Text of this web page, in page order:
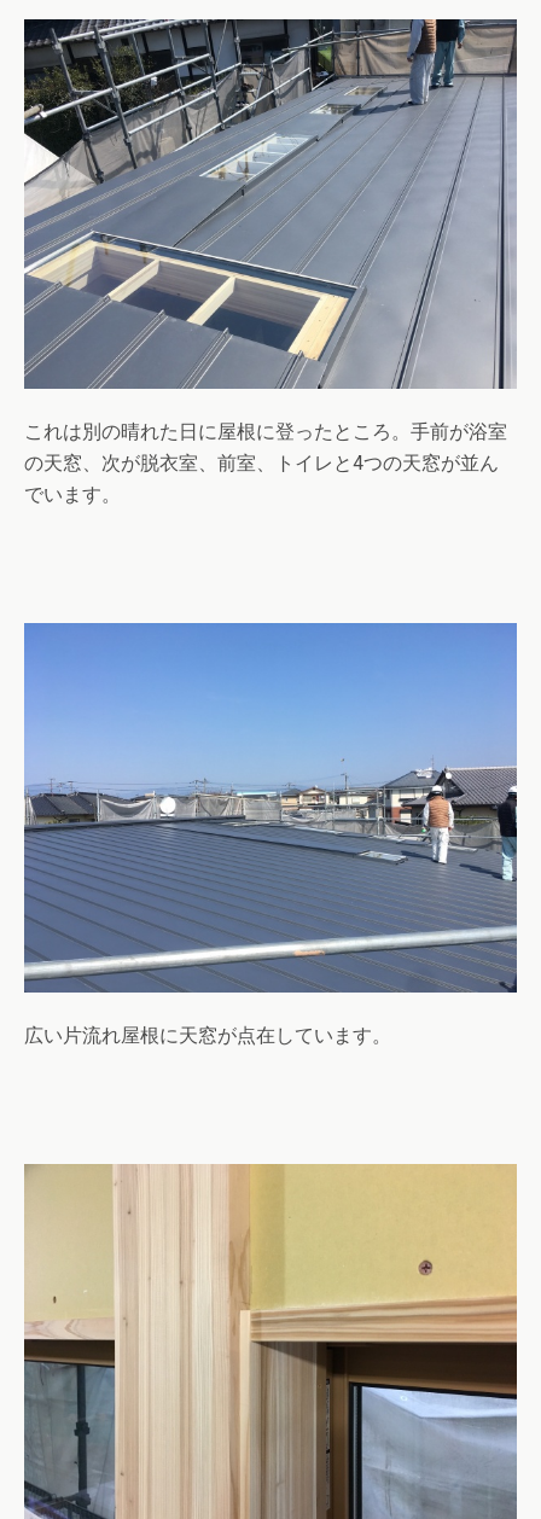
これは別の晴れた日に屋根に登ったところ。手前が浴室
の天窓、次が脱衣室、前室、トイレと4つの天窓が並ん
でいます。
広い片流れ屋根に天窓が点在しています。